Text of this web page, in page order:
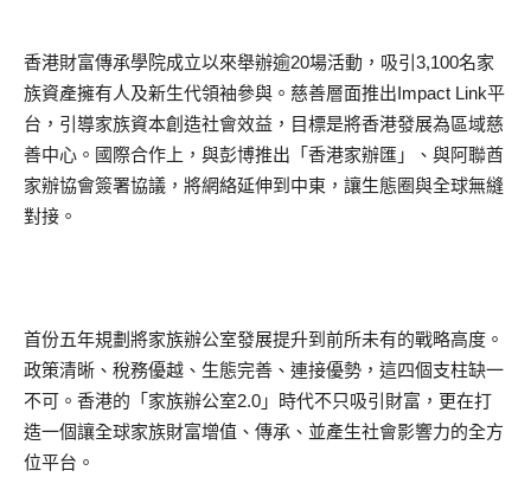
香港財富傳承學院成立以來舉辦逾20場活動，吸引3,100名家
族資產擁有人及新生代領袖參與。慈善層面推出Impact Link平
台，引導家族資本創造社會效益，目標是將香港發展為區域慈
善中心。國際合作上，與彭博推出「香港家辦匯」、與阿聯酋
家辦協會簽署協議，將網絡延伸到中東，讓生態圈與全球無縫
對接。
首份五年規劃將家族辦公室發展提升到前所未有的戰略高度。
政策清晰、稅務優越、生態完善、連接優勢，這四個支柱缺一
不可。香港的「家族辦公室2.0」時代不只吸引財富，更在打
造一個讓全球家族財富增值、傳承、並產生社會影響力的全方
位平台。